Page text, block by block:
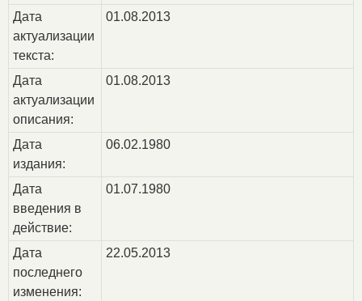
Дата
актуализации
текста:
01.08.2013
Дата
актуализации
описания:
01.08.2013
Дата
издания:
06.02.1980
Дата
введения в
действие:
01.07.1980
Дата
последнего
изменения:
22.05.2013